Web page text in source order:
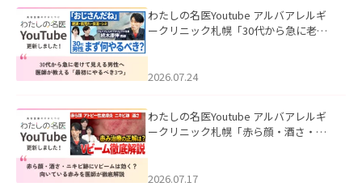
わたしの名医Youtube アルバアレルギ
ークリニック札幌「30代から急に老け
た。
2026.07.24
わたしの名医Youtube アルバアレルギ
ークリニック札幌「赤ら顔・酒さ・ニ
した。
2026.07.17